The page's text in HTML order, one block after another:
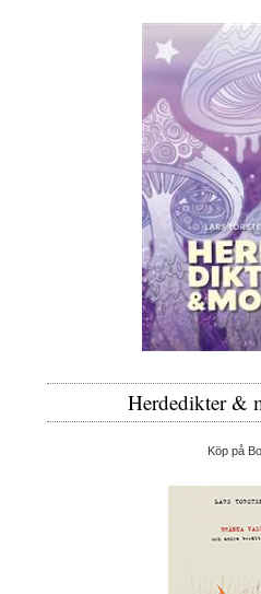
Herdedikter &
Köp på